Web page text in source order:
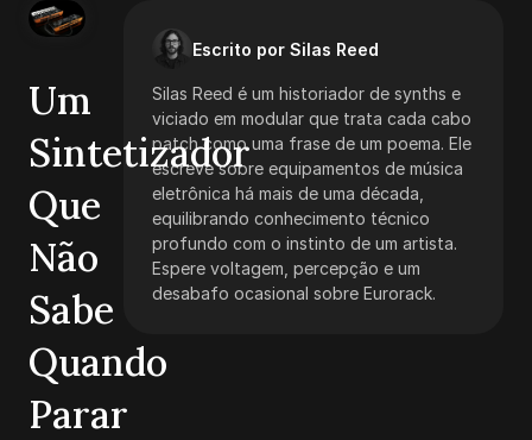
Escrito por Silas Reed
Silas Reed é um historiador de synths e
viciado em modular que trata cada cabo
patch como uma frase de um poema. Ele
escreve sobre equipamentos de música
eletrônica há mais de uma década,
equilibrando conhecimento técnico
profundo com o instinto de um artista.
Espere voltagem, percepção e um
desabafo ocasional sobre Eurorack.
Um
Sintetizador
Que
Não
Sabe
Quando
Parar